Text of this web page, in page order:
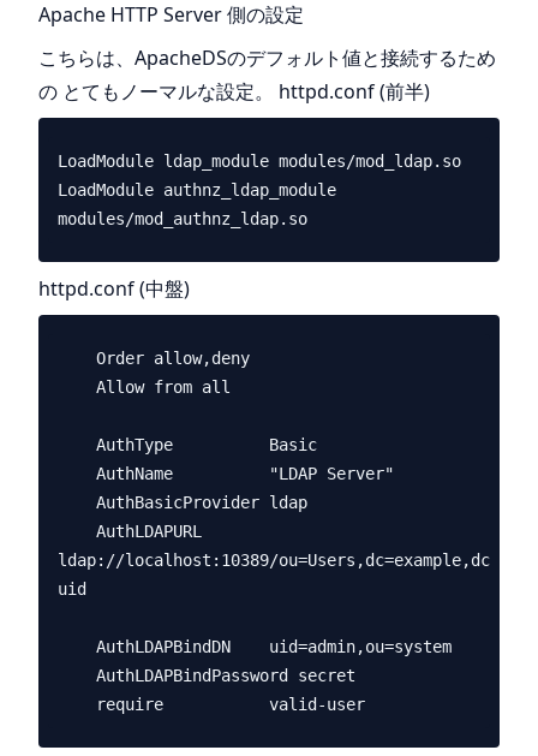
Apache HTTP Server 側の設定
こちらは、ApacheDSのデフォルト値と接続するため
の とてもノーマルな設定。 httpd.conf (前半)
LoadModule ldap_module modules/mod_ldap.so
LoadModule authnz_ldap_module
httpd.conf (中盤)
ldap://localhost:10389/ou=Users,dc=example,dc=com?
uid